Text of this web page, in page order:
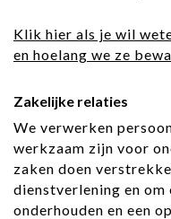
Klik hier als je wil
en hoelang we ze
Zakelijke relaties
We verwerken
werkzaam zijn voor
zaken doen
dienstverlening en
onderhouden en een